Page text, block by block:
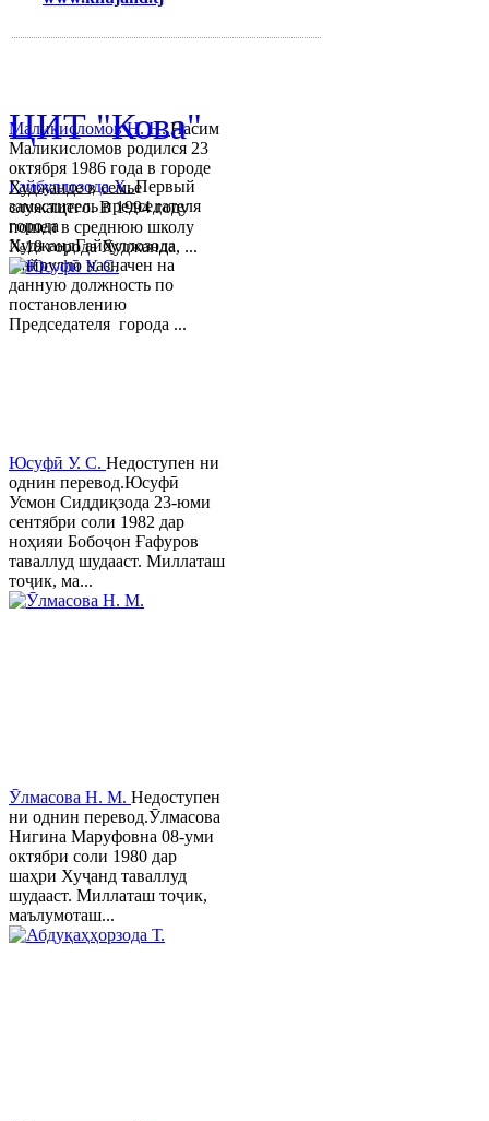
Гайбуллозода Х.Первый
заместитель председателя
города
ХуджандГайбуллозода
Хайрулло назначен на
данную должность по
постановлению
Председателя города ...
Маликисломов Н. Н.Насим
Маликисломов родился 23
октября 1986 года в городе
Худжанде в семье
служащего. В 1994 году
пошел в среднюю школу
№18 города Худжанда, ...
Юсуфӣ У. C. Недоступен ни
однин перевод.Юсуфӣ
Усмон Сиддиқзода 23-юми
сентябри соли 1982 дар
ноҳияи Бобоҷон Ғафуров
таваллуд шудааст. Миллаташ
тоҷик, ма...
Ӯлмасова Н. М. Недоступен
ни однин перевод.Ӯлмасова
Нигина Маруфовна 08-уми
октябри соли 1980 дар
шаҳри Хуҷанд таваллуд
шудааст. Миллаташ тоҷик,
маълумоташ...
ЦИТ "Кова"